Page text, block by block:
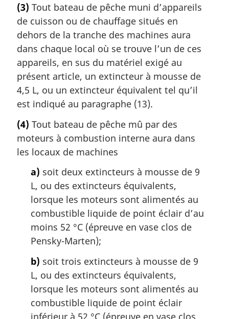
(3) Tout bateau de pêche muni d’appareils
de cuisson ou de chauffage situés en
dehors de la tranche des machines aura
dans chaque local où se trouve l’un de ces
appareils, en sus du matériel exigé au
présent article, un extincteur à mousse de
4,5 L, ou un extincteur équivalent tel qu’il
est indiqué au paragraphe (13).
(4) Tout bateau de pêche mû par des
moteurs à combustion interne aura dans
les locaux de machines
a) soit deux extincteurs à mousse de 9
L, ou des extincteurs équivalents,
lorsque les moteurs sont alimentés au
combustible liquide de point éclair d’au
moins 52 °C (épreuve en vase clos de
Pensky-Marten);
b) soit trois extincteurs à mousse de 9
L, ou des extincteurs équivalents,
lorsque les moteurs sont alimentés au
combustible liquide de point éclair
inférieur à 52 °C (épreuve en vase clos